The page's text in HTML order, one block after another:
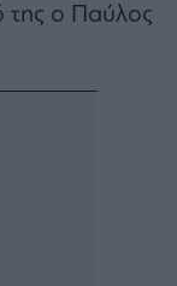
της ο Παύλος